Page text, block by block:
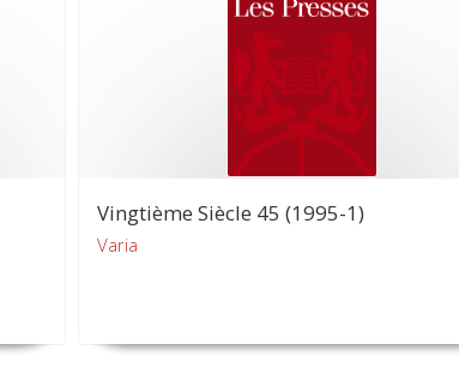
Vingtième Siècle 45 (1995-1)
Varia